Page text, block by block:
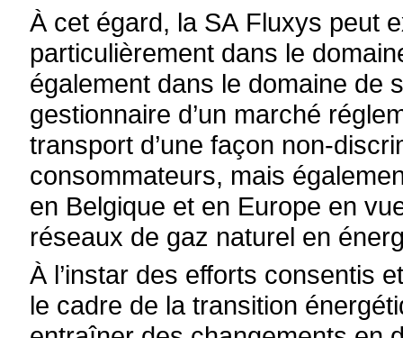
À cet égard, la SA Fluxys peut
particulièrement dans le
également dans le domaine de
gestionnaire d’un marché
transport d’une façon non-
consommateurs, mais
en Belgique et en Europe en
réseaux de gaz naturel en
À l’instar des efforts consentis
le cadre de la transition